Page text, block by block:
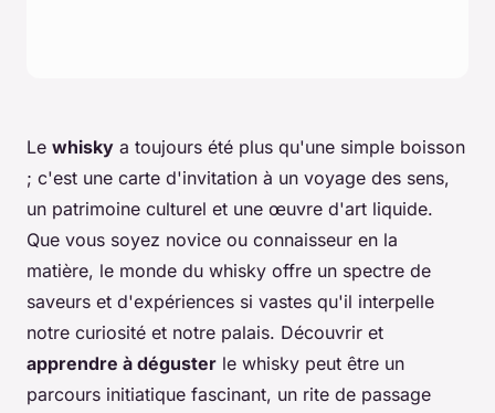
Le whisky a toujours été plus qu'une simple boisson
; c'est une carte d'invitation à un voyage des sens,
un patrimoine culturel et une œuvre d'art liquide.
Que vous soyez novice ou connaisseur en la
matière, le monde du whisky offre un spectre de
saveurs et d'expériences si vastes qu'il interpelle
notre curiosité et notre palais. Découvrir et
apprendre à déguster le whisky peut être un
parcours initiatique fascinant, un rite de passage